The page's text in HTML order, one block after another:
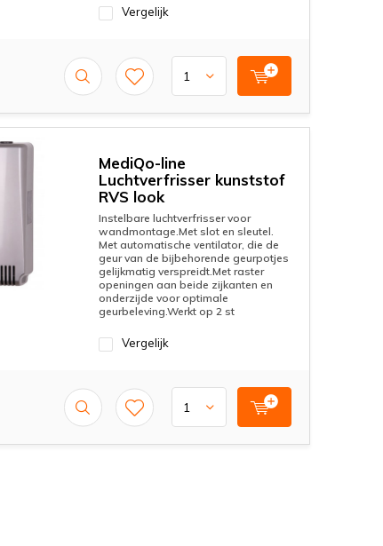
Vergelijk
MediQo-line
Luchtverfrisser kunststof
RVS look
Instelbare luchtverfrisser voor
wandmontage.Met slot en sleutel.
Met automatische ventilator, die de
geur van de bijbehorende geurpotjes
gelijkmatig verspreidt.Met raster
openingen aan beide zijkanten en
onderzijde voor optimale
geurbeleving.Werkt op 2 st
Vergelijk